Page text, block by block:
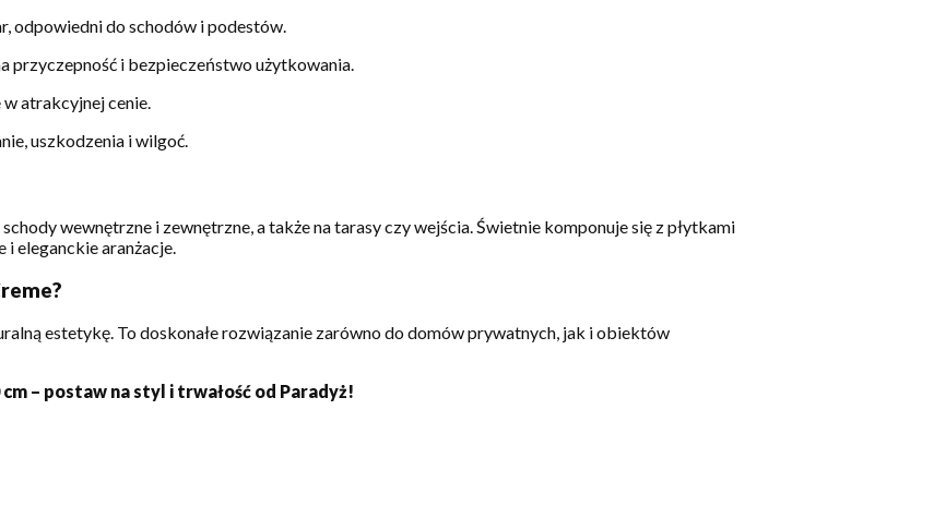
odpowiedni do schodów i podestów.
przyczepność i bezpieczeństwo użytkowania.
atrakcyjnej cenie.
uszkodzenia i wilgoć.
wewnętrzne i zewnętrzne, a także na tarasy czy wejścia. Świetnie komponuje się z płytkami
eleganckie aranżacje.
estetykę. To doskonałe rozwiązanie zarówno do domów prywatnych, jak i obiektów
– postaw na styl i trwałość od Paradyż!